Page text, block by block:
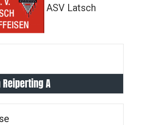
ASV Latsch
A